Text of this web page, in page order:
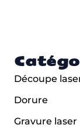
Découpe
Dorure
Gravure laser